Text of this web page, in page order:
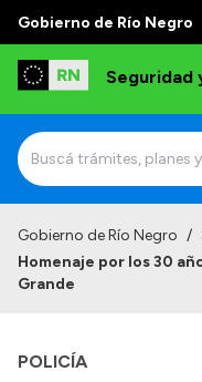
Gobierno de Río Negro
Seguridad
Institucional
Autoridades
Gobierno de Río Negro /
Homenaje por los 30
Grande
POLICÍA